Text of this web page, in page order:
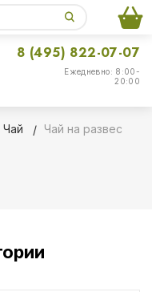
Ежедневно: 8:00-
20:00
8 (495) 822-07-07
Чай Чай на развес